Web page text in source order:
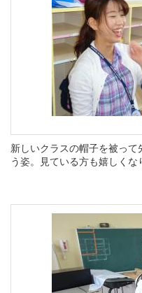
新しいクラスの帽子を被っ
う姿。見ている方も嬉しくな